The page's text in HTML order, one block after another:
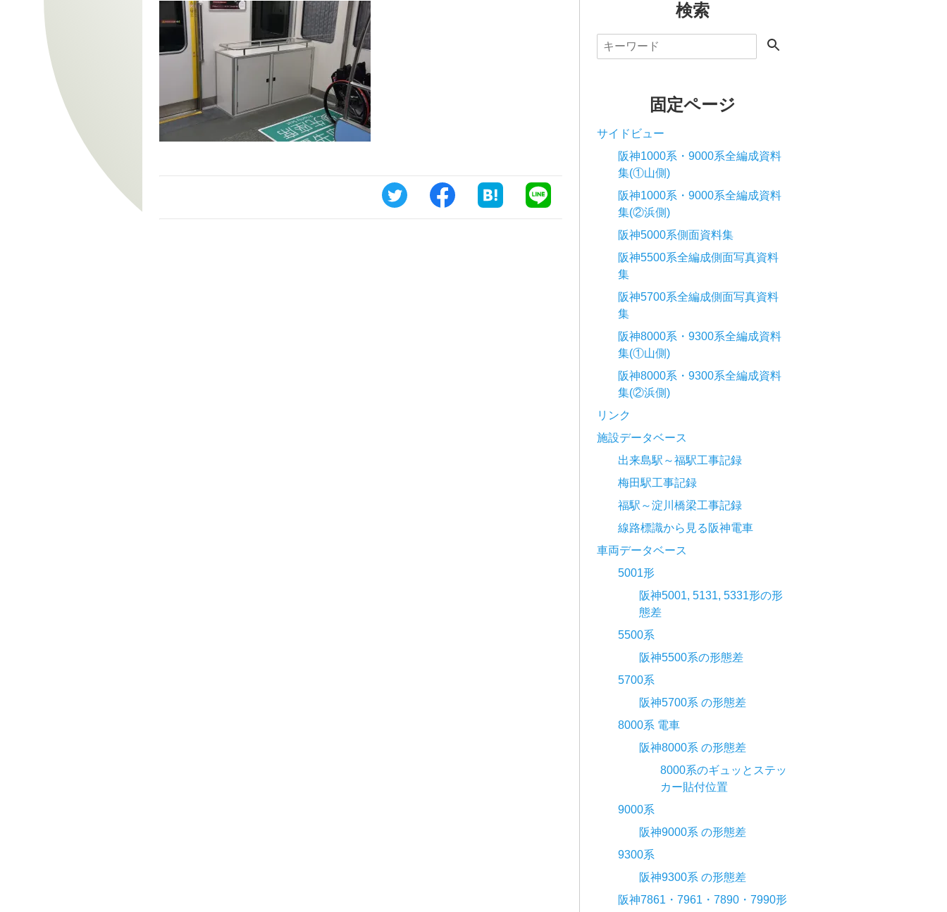
検索
固定ページ
サイドビュー
阪神1000系・9000系全編成資料
集(①山側)
阪神1000系・9000系全編成資料
集(②浜側)
阪神5000系側面資料集
阪神5500系全編成側面写真資料
集
阪神5700系全編成側面写真資料
集
阪神8000系・9300系全編成資料
集(①山側)
阪神8000系・9300系全編成資料
集(②浜側)
リンク
施設データベース
出来島駅～福駅工事記録
梅田駅工事記録
福駅～淀川橋梁工事記録
線路標識から見る阪神電車
車両データベース
5001形
阪神5001, 5131, 5331形の形
態差
5500系
阪神5500系の形態差
5700系
阪神5700系 の形態差
8000系 電車
阪神8000系 の形態差
8000系のギュッとステッ
カー貼付位置
9000系
阪神9000系 の形態差
9300系
阪神9300系 の形態差
阪神7861・7961・7890・7990形